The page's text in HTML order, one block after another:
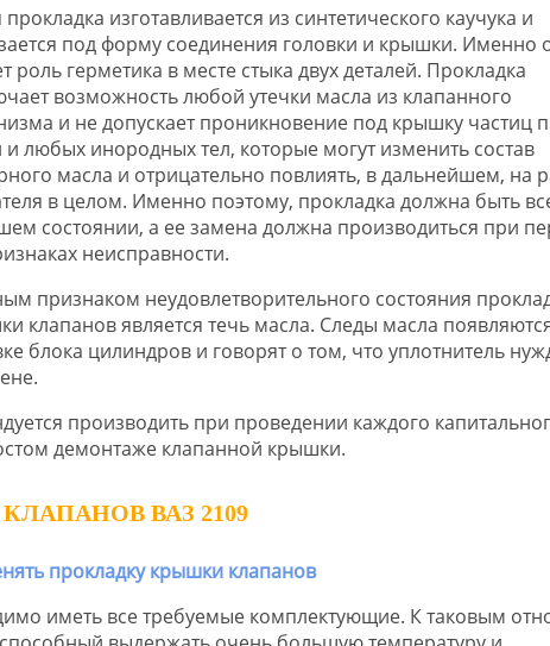
прокладка изготавливается из синтетического каучука и
под форму соединения головки и крышки. Именно
роль герметика в месте стыка двух деталей. Прокладка
возможность любой утечки масла из клапанного
и не допускает проникновение под крышку частиц
и любых инородных тел, которые могут изменить состав
масла и отрицательно повлиять, в дальнейшем, на
в целом. Именно поэтому, прокладка должна быть
состоянии, а ее замена должна производиться при
неисправности.
признаком неудовлетворительного состояния
клапанов является течь масла. Следы масла
блока цилиндров и говорят о том, что уплотнитель
производить при проведении каждого
демонтаже клапанной крышки.
ВАЗ 2109
иметь все требуемые комплектующие. К таковым